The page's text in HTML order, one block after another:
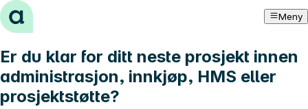
Hopp til innhold Meny
Er du klar for ditt neste prosjekt innen
administrasjon, innkjøp, HMS eller
prosjektstøtte?